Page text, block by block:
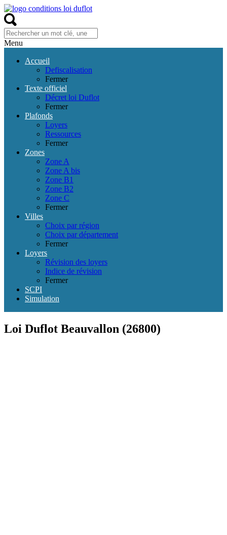
Menu
Accueil
Defiscalisation
Fermer
Texte officiel
Décret loi Duflot
Fermer
Plafonds
Loyers
Ressources
Fermer
Zones
Zone A
Zone A bis
Zone B1
Zone B2
Zone C
Fermer
Villes
Choix par région
Choix par département
Fermer
Loyers
Révision des loyers
Indice de révision
Fermer
SCPI
Simulation
Loi Duflot Beauvallon (26800)